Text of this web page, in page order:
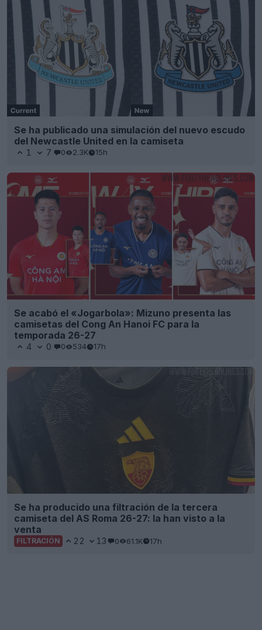
Se ha publicado una simulación del nuevo escudo
del Newcastle United en la camiseta
1 7 0 2.3K 15h
Se acabó el «Jogarbola»: Mizuno presenta las
camisetas del Cong An Hanoi FC para la
temporada 26-27
4 0 0 534 17h
Se ha producido una filtración de la tercera
camiseta del AS Roma 26-27: la han visto a la
venta
FILTRACIÓN 22 13 0 61.1K 17h